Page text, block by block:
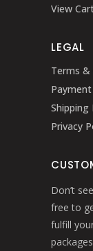
View
LEGAL
Terms &
Shipping
Privacy
Don’t
free to
fulfill